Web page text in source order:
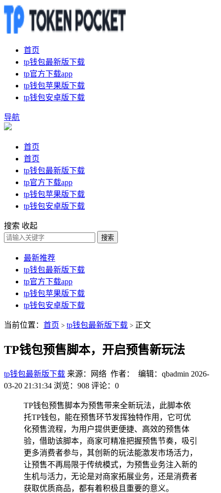
首页
tp钱包最新版下载
tp官方下载app
tp钱包苹果版下载
tp钱包安卓版下载
导航
首页
首页
tp钱包最新版下载
tp官方下载app
tp钱包苹果版下载
tp钱包安卓版下载
搜索 收起
搜索
最新推荐
tp钱包最新版下载
tp官方下载app
tp钱包苹果版下载
tp钱包安卓版下载
当前位置： 首页 > tp钱包最新版下载 > 正文
TP钱包预售脚本，开启预售新玩法
tp钱包最新版下载 来源：网络 作者： 编辑：qbadmin 2026-
03-20 21:31:34 浏览：908 评论：0
TP钱包预售脚本为预售带来全新玩法，此脚本依
托TP钱包，能在预售环节发挥独特作用，它可优
化预售流程，为用户提供更便捷、高效的预售体
验，借助该脚本，商家可精准把握预售节奏，吸引
更多消费者参与，其创新的玩法能激发市场活力，
让预售不再局限于传统模式，为预售业务注入新的
生机与活力，无论是对商家拓展业务，还是消费者
获取优质商品，都有着积极且重要的意义。